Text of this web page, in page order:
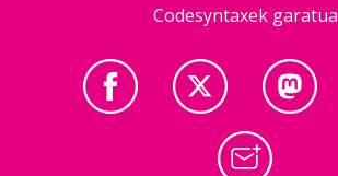
Codesyntaxek garatua